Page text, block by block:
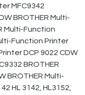
MFC9342
BROTHER Multi-
Multi-Function
Function Printer
DCP 9022 CDW
BROTHER
BROTHER Multi-
HL 3142, HL3152,